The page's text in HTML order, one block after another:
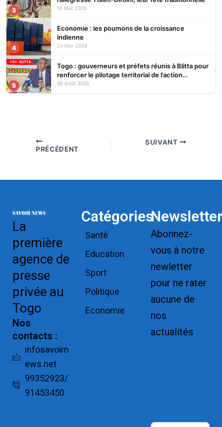
3 16 Mar 2026
4
Economie : les poumons de la croissance
indienne
24 Mar 2026
5
Togo : gouverneurs et préfets réunis à Blitta pour
renforcer le pilotage territorial de l’action
publique
06 Août 2026
PRÉCÉDENT
SUIVANT
La
première
agence de
presse
privée au
Togo
Nos
contacts :
infosavoirn
ews.net
99352923/
91453450
Catégories
Santé
Education
Sport
Politique
Economie
Newsletter
Abonnez-
vous à notre
newletter
pour ne rater
aucune de
nos
actualités